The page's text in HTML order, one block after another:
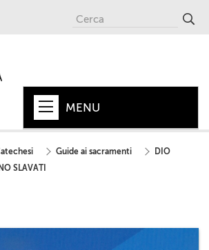
MENU
PAPA
+
CHIESA
Guide ai sacramenti
DIO
SLAVATI